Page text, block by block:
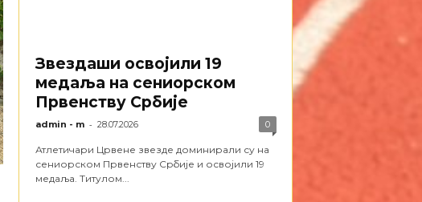
Звездаши освојили 19
медаља на сениорском
Првенству Србије
admin - m - 28.07.2026 0
Атлетичари Црвене звезде доминирали су на
сениорском Првенству Србије и освојили 19
медаља. Титулом...